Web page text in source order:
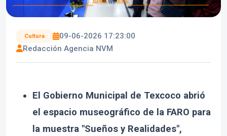
Cultura
09-06-2026 17:23:00
Redacción Agencia NVM
El Gobierno Municipal de Texcoco abrió
el espacio museográfico de la FARO para
la muestra "Sueños y Realidades",